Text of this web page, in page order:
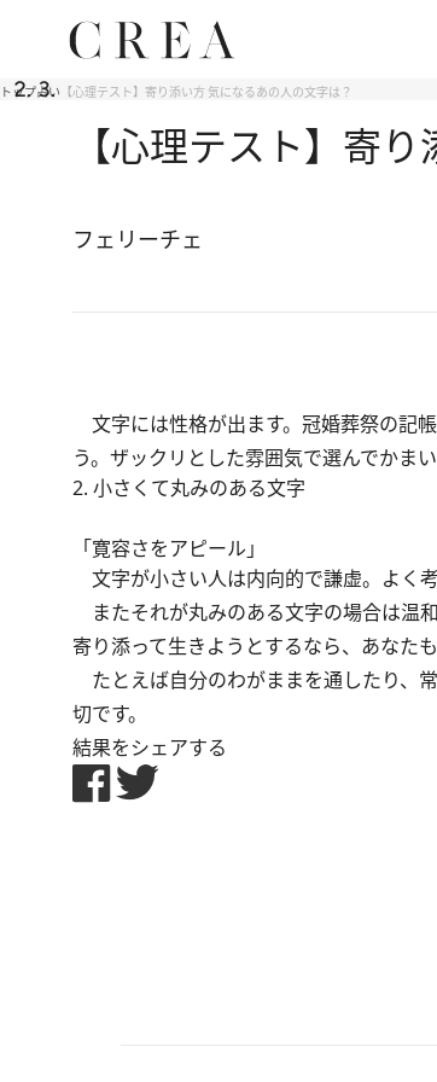
トップ占い 【心理テスト】寄り添い方 気になるあの人の文字は？
【心理テスト】寄
フェリーチェ
文字には性格が出ます。冠婚葬祭の記
う。ザックリとした雰囲気で選んでかま
2. 小さくて丸みのある文字
「寛容さをアピール」
文字が小さい人は内向的で謙虚。よく
またそれが丸みのある文字の場合は温
寄り添って生きようとするなら、あなた
たとえば自分のわがままを通したり、
切です。
結果をシェアする